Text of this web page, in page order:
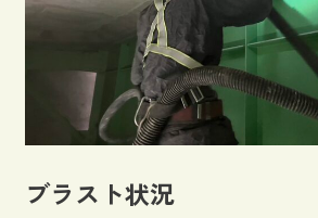
ブラスト状況